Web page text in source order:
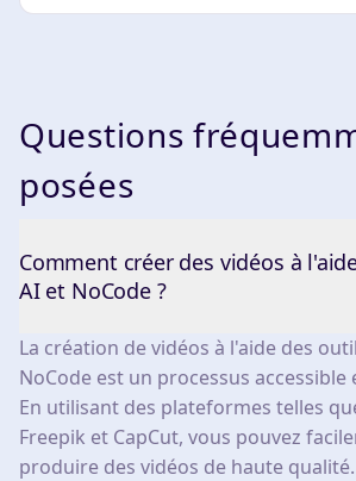
Questions
posées
Comment créer des vidéos à
AI et NoCode ?
La création de vidéos à l'aide des
NoCode est un processus accessible
En utilisant des plateformes telles
Freepik et CapCut, vous pouvez
produire des vidéos de haute